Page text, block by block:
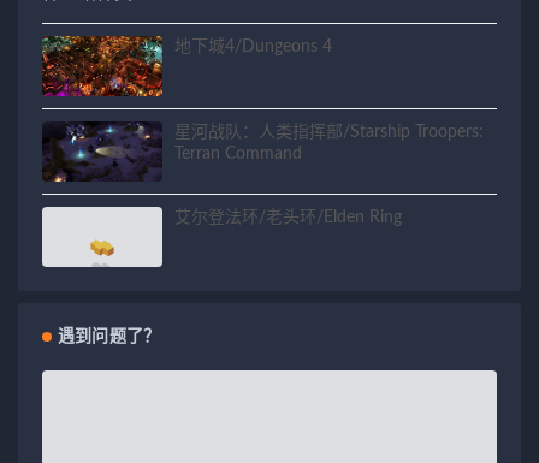
地下城4/Dungeons 4
星河战队：人类指挥部/Starship Troopers:
Terran Command
艾尔登法环/老头环/Elden Ring
遇到问题了？